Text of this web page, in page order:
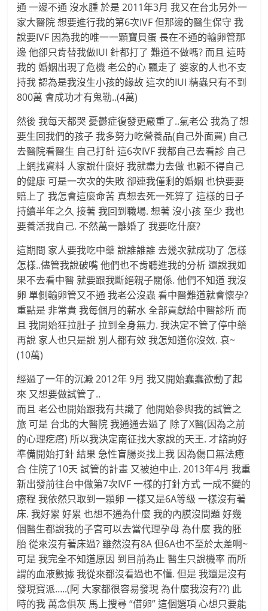
通 一邊不通 沒水腫 於是 2011年3月 我又在台北另外一
家大醫院 想要進行我的第6次IVF 但那邊的醫生保守 我
說要IVF 因為我的唯一一顆寶貝蛋 長在不通的輸卵管那
邊 他卻只肯替我做IUI 針都打了 難道不做嗎? 而且 這時
我的 婚姻出現了危機 老公的心 飄走了 婆家的人也不支
持我 認為是我沒生小孩的緣故 這次的IUI 精蟲只有不到
800萬 會成功才有鬼勒..(4萬)
然後 我每天都哭 憂鬱症復發更嚴重了..氣老公 我為了想
要生回我們的孩子 我多努力吃營養品(自己外面買) 自己
去醫院看醫生 自己打針 這6次IVF 我都自己去看診 自己
上網找資料 人家說什麼好 我就盡力去做 也顧不得自己
的健康 可是一次次的失敗 卻連我僅剩的婚姻 也快要要
賠上了 我怎會這麼命苦 真想去死一死算了 這樣的日子
持續半年之久 接著 我回到職場. 想著 沒小孩 至少 我也
要養活我自己. 不然萬一離婚了 我要吃什麼?
這期間 家人要我吃中藥 說誰誰誰 去幾次就成功了 怎樣
怎樣..儘管我說破嘴 他們也不肯聽進我的分析 還說我如
果不去看中醫 就要跟我斷絕親子關係. 他們不知道 我沒
卵 單側輸卵管又不通 我老公沒蟲 看中醫難道就會懷孕?
重點是 非常貴 我每個月的薪水 全部貢獻給中醫診所 而
且 我開始狂拉肚子 拉到全身無力. 我決定不管了停中藥
再說 家人也只是說 別人都有效 我怎知道你沒效. 哀~
(10萬)
經過了一年的沉澱 2012年 9月 我又開始蠢蠢欲動了起
來 又想要做試管了..
而且 老公也開始跟我有共識了 他開始參與我的試管之
旅 可是 台北的大醫院 我通通去過了 除了X醫(因為之前
的心理疙瘩) 所以我決定南征找大家說的天王. 才諮詢好
準備開始打針 結果 急性盲腸炎找上我 因為傷口無法癒
合 住院了10天 試管的計畫 又被迫中止. 2013年4月 我重
新出發前往台中做第7次IVF 一樣的打針方式 一成不變的
療程 我依然只取到一顆卵 一樣又是6A等級 一樣沒有著
床. 我好累 好累 也想不通為什麼 我的內膜沒問題 好幾
個醫生都說我的子宮可以去當代理孕母 為什麼 我的胚
胎 從來沒有著床過? 雖然沒有8A 但6A也不至於太差啊~
可是 我完全不知道原因 到目前為止 醫生只說機率 而所
謂的血液數據 我從來都沒看過也不懂. 但是 我還是沒有
發現寶派…..(阿 大家都很容易發現 為什麼我沒有??) 此
時的我 萬念俱灰 馬上搜尋 “借卵” 這個選項 心想只要能